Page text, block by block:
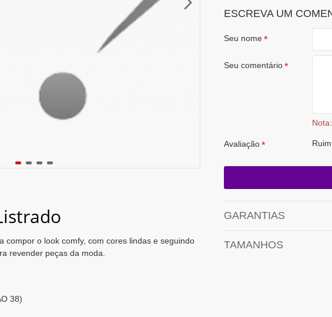
compor o look comfy, com cores lindas e seguindo
revender peças da moda.
38)
ESCREVA UM
Seu nome
Seu comentário
Nota:
Avaliação Ruim
GARANTIAS
TAMANHOS